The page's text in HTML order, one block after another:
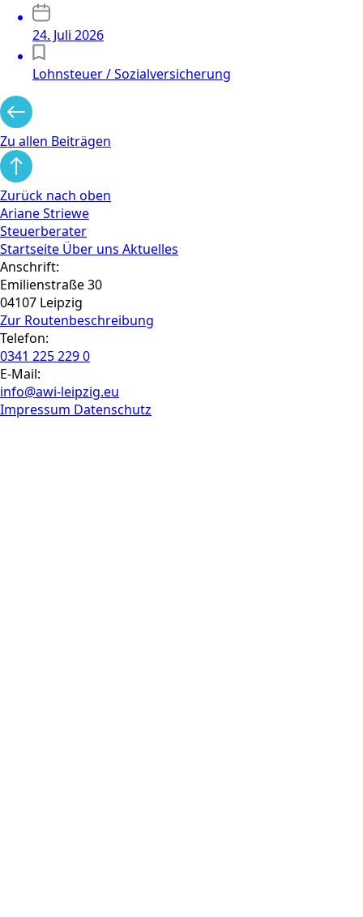
24. Juli 2026
Lohnsteuer / Sozialversicherung
Zu allen Beiträgen
Zurück nach oben
Ariane Striewe
Steuerberater
Startseite Über uns Aktuelles
Anschrift:
Emilienstraße 30
04107 Leipzig
Zur Routen­beschreibung
Telefon:
0341 225 229 0
E-Mail:
info@awi-leipzig.eu
Impressum Datenschutz